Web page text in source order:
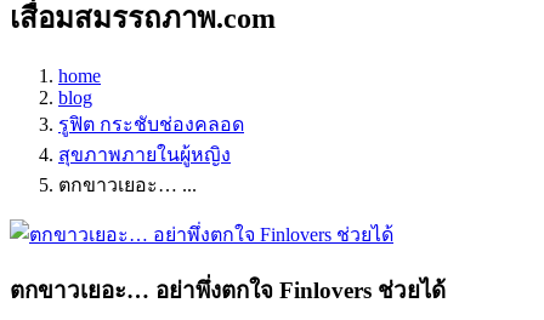
เสื่อมสมรรถภาพ.com
home
blog
รูฟิต กระชับช่องคลอด
สุขภาพภายในผู้หญิง
ตกขาวเยอะ… ...
ตกขาวเยอะ… อย่าพึ่งตกใจ Finlovers ช่วยได้